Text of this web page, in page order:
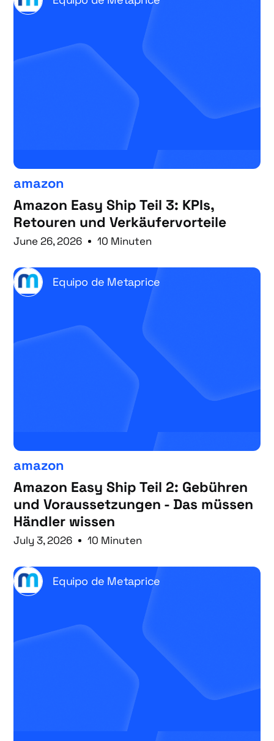
amazon
Amazon Easy Ship Teil 3: KPIs,
Retouren und Verkäufervorteile
June 26, 2026 10 Minuten
Equipo de Metaprice
amazon
Amazon Easy Ship Teil 2: Gebühren
und Voraussetzungen - Das müssen
Händler wissen
July 3, 2026 10 Minuten
Equipo de Metaprice